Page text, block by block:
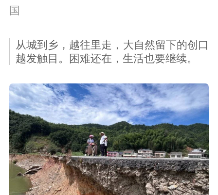
国
从城到乡，越往里走，大自然留下的创口
越发触目。困难还在，生活也要继续。